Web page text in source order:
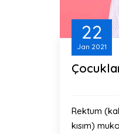
22
Jan 2021
Rektum
kısım)